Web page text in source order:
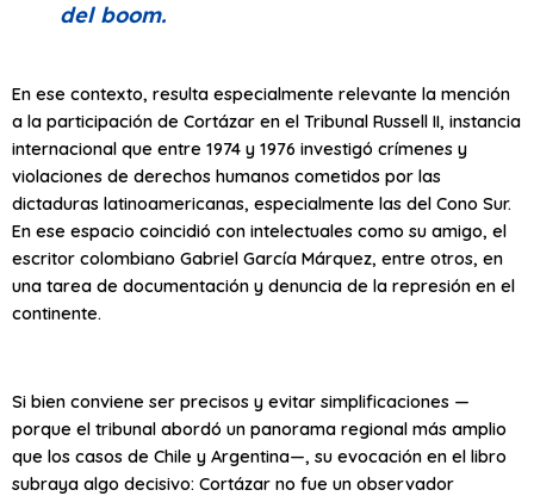
del boom.
En ese contexto, resulta especialmente relevante la mención
a la participación de Cortázar en el Tribunal Russell II, instancia
internacional que entre 1974 y 1976 investigó crímenes y
violaciones de derechos humanos cometidos por las
dictaduras latinoamericanas, especialmente las del Cono Sur.
En ese espacio coincidió con intelectuales como su amigo, el
escritor colombiano Gabriel García Márquez, entre otros, en
una tarea de documentación y denuncia de la represión en el
continente.
Si bien conviene ser precisos y evitar simplificaciones —
porque el tribunal abordó un panorama regional más amplio
que los casos de Chile y Argentina—, su evocación en el libro
subraya algo decisivo: Cortázar no fue un observador